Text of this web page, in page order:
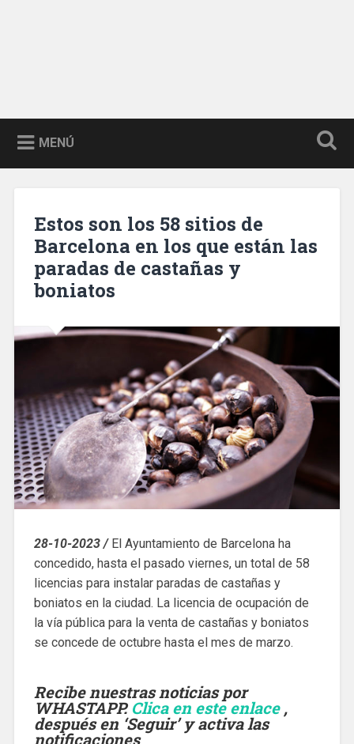
MENÚ
Estos son los 58 sitios de
Barcelona en los que están las
paradas de castañas y
boniatos
28-10-2023 /El Ayuntamiento de Barcelona ha
concedido, hasta el pasado viernes, un total de 58
licencias para instalar paradas de castañas y
boniatos en la ciudad. La licencia de ocupación de
la vía pública para la venta de castañas y boniatos
se concede de octubre hasta el mes de marzo.
Recibe nuestras noticias por
WHASTAPP. Clica en este enlace,
después en ‘Seguir’ y activa las
notificaciones